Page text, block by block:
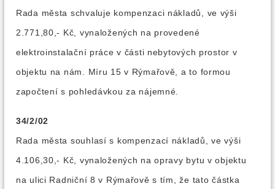
Rada města schvaluje kompenzaci nákladů, ve výši
2.771,80,- Kč, vynaložených na provedené
elektroinstalační práce v části nebytových prostor v
objektu na nám. Míru 15 v Rýmařově, a to formou
započtení s pohledávkou za nájemné.
34/2/02
Rada města souhlasí s kompenzací nákladů, ve výši
4.106,30,- Kč, vynaložených na opravy bytu v objektu
na ulici Radniční 8 v Rýmařově s tím, že tato částka